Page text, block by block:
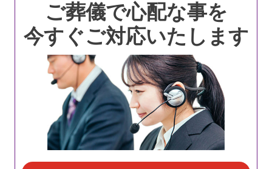
ご葬儀で心配な事を
今すぐご対応いたします